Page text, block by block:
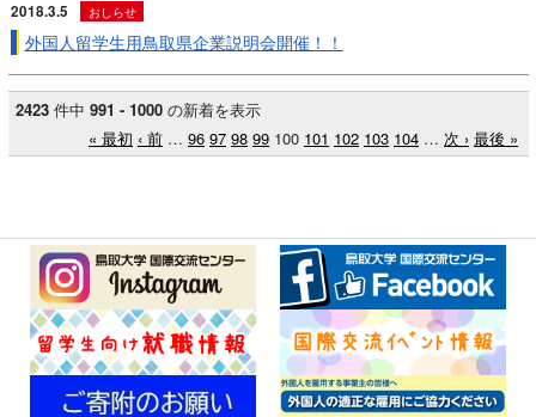
2018.3.5 おしらせ
外国人留学生用鳥取県企業説明会開催！！
2423 件中 991 - 1000 の新着を表示
« 最初 ‹ 前 … 96 97 98 99 100 101 102 103 104 … 次 › 最後 »